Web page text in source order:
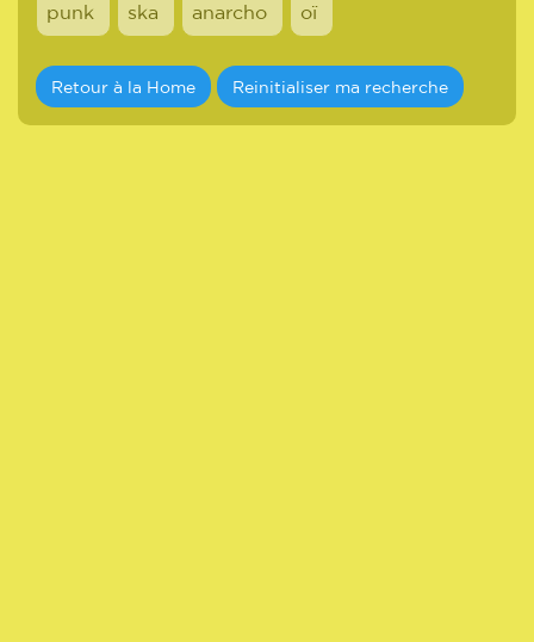
punk ska anarcho oï
Retour à la Home Reinitialiser ma recherche